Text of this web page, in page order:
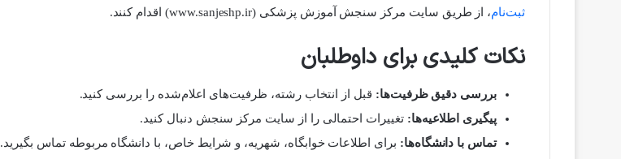
ثبت‌نام، از طریق سایت مرکز سنجش آموزش پزشکی (www.sanjeshp.ir) اقدام کنند.
نکات کلیدی برای داوطلبان
بررسی دقیق ظرفیت‌ها: قبل از انتخاب رشته، ظرفیت‌های اعلام‌شده را بررسی کنید.
پیگیری اطلاعیه‌ها: تغییرات احتمالی را از سایت مرکز سنجش دنبال کنید.
تماس با دانشگاه‌ها: برای اطلاعات خوابگاه، شهریه، و شرایط خاص، با دانشگاه مربوطه تماس بگیرید.